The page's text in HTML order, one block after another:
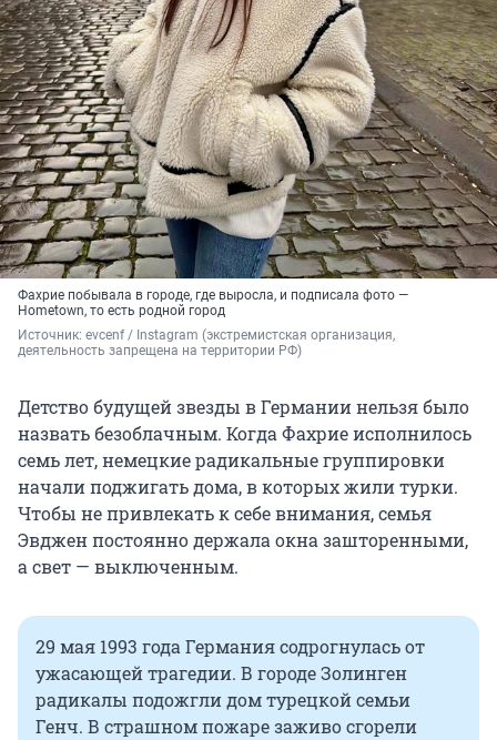
Фахрие побывала в городе, где выросла, и подписала фото —
Hometown, то есть родной город
Источник: evcenf / Instagram (экстремистская организация,
деятельность запрещена на территории РФ)
Детство будущей звезды в Германии нельзя было
назвать безоблачным. Когда Фахрие исполнилось
семь лет, немецкие радикальные группировки
начали поджигать дома, в которых жили турки.
Чтобы не привлекать к себе внимания, семья
Эвджен постоянно держала окна зашторенными,
а свет — выключенным.
29 мая 1993 года Германия содрогнулась от
ужасающей трагедии. В городе Золинген
радикалы подожгли дом турецкой семьи
Генч. В страшном пожаре заживо сгорели